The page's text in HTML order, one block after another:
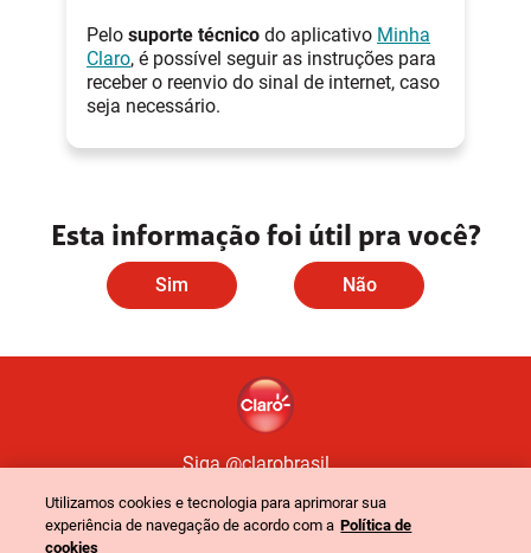
Pelo suporte técnico do aplicativo Minha
Claro, é possível seguir as instruções para
receber o reenvio do sinal de internet, caso
seja necessário.
Esta informação foi útil pra você?
Sim Não
Siga @clarobrasil
Utilizamos cookies e tecnologia para aprimorar sua
experiência de navegação de acordo com a Política de
cookies